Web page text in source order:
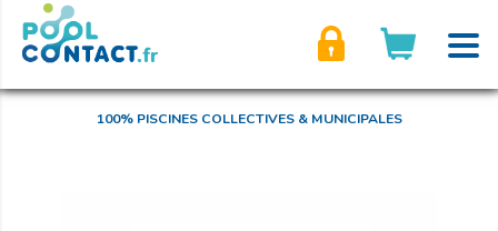
100% PISCINES COLLECTIVES & MUNICIPALES